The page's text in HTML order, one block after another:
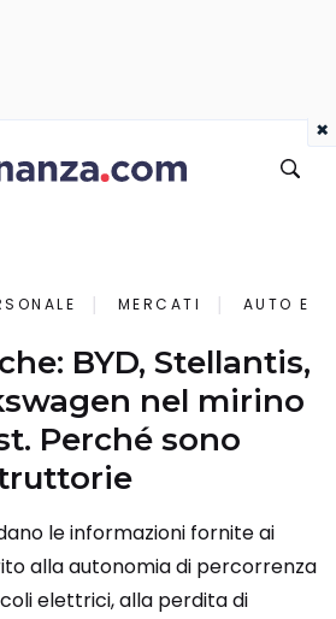
MERCATI AUTO
BYD, Stellantis,
nel mirino
Perché sono
le informazioni fornite ai
alla autonomia di percorrenza
elettrici, alla perdita di
×